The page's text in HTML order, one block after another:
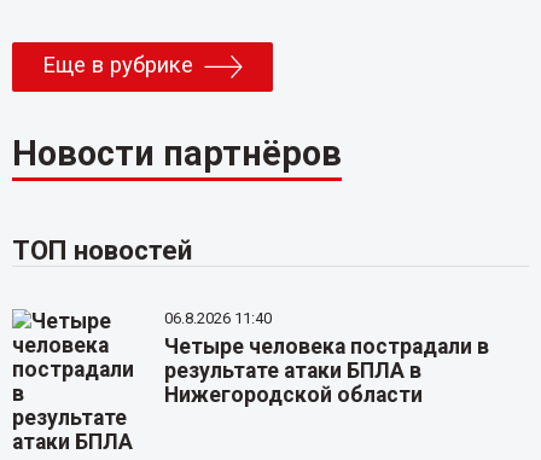
Еще в рубрике
Новости партнёров
ТОП новостей
06.8.2026 11:40
Четыре человека пострадали в
результате атаки БПЛА в
Нижегородской области